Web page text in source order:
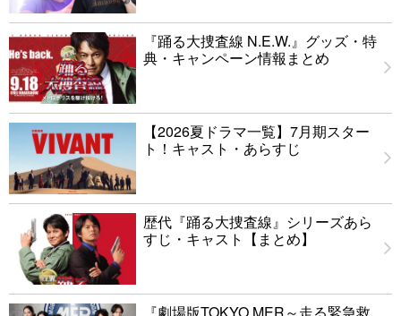
『踊る大捜査線 N.E.W.』グッズ・特
典・キャンペーン情報まとめ
【2026夏ドラマ一覧】7月期スター
ト！キャスト・あらすじ
歴代『踊る大捜査線』シリーズあら
すじ・キャスト【まとめ】